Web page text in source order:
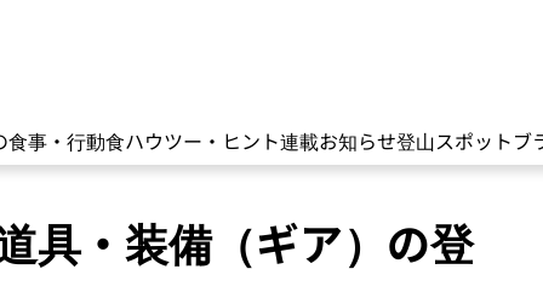
食事・行動食ハウツー・ヒント連載お知らせ登山スポットブ
具・装備（ギア）の登